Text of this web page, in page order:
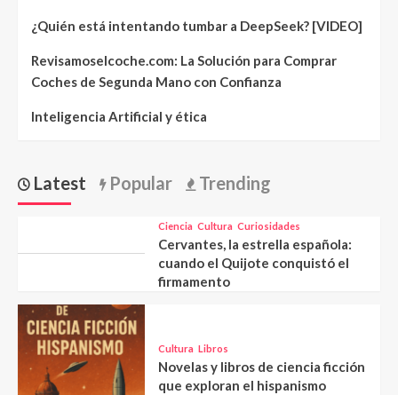
¿Quién está intentando tumbar a DeepSeek? [VIDEO]
Revisamoselcoche.com: La Solución para Comprar
Coches de Segunda Mano con Confianza
Inteligencia Artificial y ética
Latest Popular Trending
Ciencia Cultura Curiosidades
Cervantes, la estrella española:
cuando el Quijote conquistó el
firmamento
Cultura Libros
Novelas y libros de ciencia ficción
que exploran el hispanismo